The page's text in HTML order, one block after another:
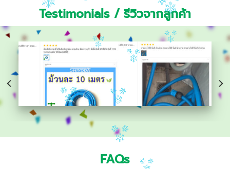
Testimonials / รีวิวจากลูกค้า
FAQs